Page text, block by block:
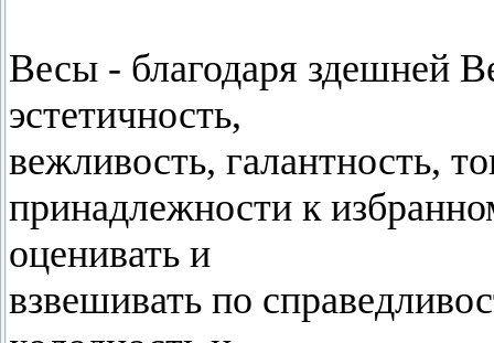
Весы - благодаря здешней
эстетичность,
вежливость, галантность,
принадлежности к
оценивать и
взвешивать по